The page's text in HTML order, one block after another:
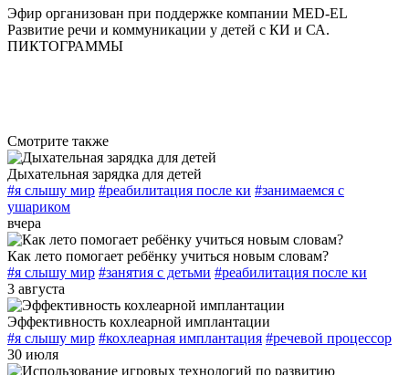
Эфир организован при поддержке компании MED-EL
Развитие речи и коммуникации у детей с КИ и СА.
ПИКТОГРАММЫ
Смотрите также
Дыхательная зарядка для детей
#я слышу мир #реабилитация после ки #занимаемся с
ушариком
вчера
Как лето помогает ребёнку учиться новым словам?
#я слышу мир #занятия с детьми #реабилитация после ки
3 августа
Эффективность кохлеарной имплантации
#я слышу мир #кохлеарная имплантация #речевой процессор
30 июля